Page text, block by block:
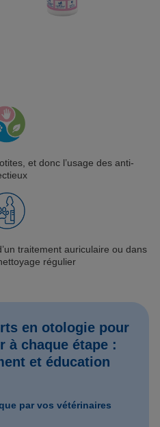
et donc l’usage des anti-
traitement auriculaire ou dans
régulier
en otologie pour
à chaque étape :
et éducation
par vos vétérinaires